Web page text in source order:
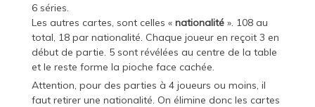
6 séries.
Les autres cartes, sont celles « nationalité». 108 au
total, 18 par nationalité. Chaque joueur en reçoit 3 en
début de partie. 5 sont révélées au centre de la table
et le reste forme la pioche face cachée.
Attention, pour des parties à 4 joueurs ou moins, il
faut retirer une nationalité. On élimine donc les cartes